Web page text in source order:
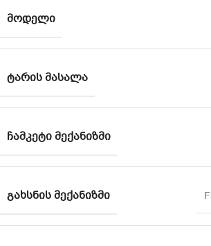
ᲛᲝᲓᲔᲚᲘ
ᲢᲐᲠᲘᲡ ᲛᲐᲡᲐᲚᲐ
ᲩᲐᲛᲙᲔᲢᲘ ᲛᲔᲥᲐᲜᲘᲖᲛᲘ
ᲒᲐᲮᲡᲜᲘᲡ ᲛᲔᲥᲐᲜᲘᲖᲛᲘ